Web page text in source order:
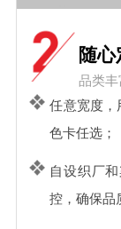
随心
品类
任意宽度，
色卡任选；
自设织厂
控，确保品